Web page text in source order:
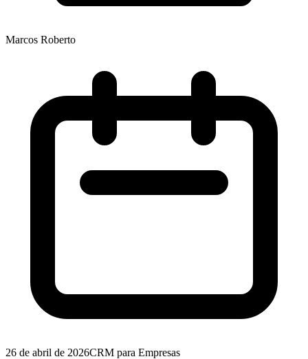
Marcos Roberto
26 de abril de 2026CRM para Empresas